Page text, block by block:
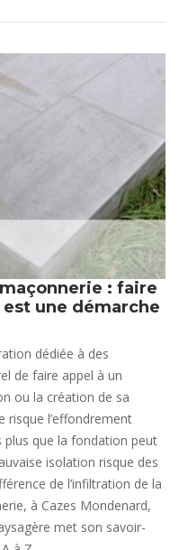
: faire
une démarche
dédiée à des
de faire appel à un
ou la création de sa
risque l’effondrement
que la fondation peut
isolation risque des
de l’infiltration de la
à Cazes Mondenard,
met son savoir-